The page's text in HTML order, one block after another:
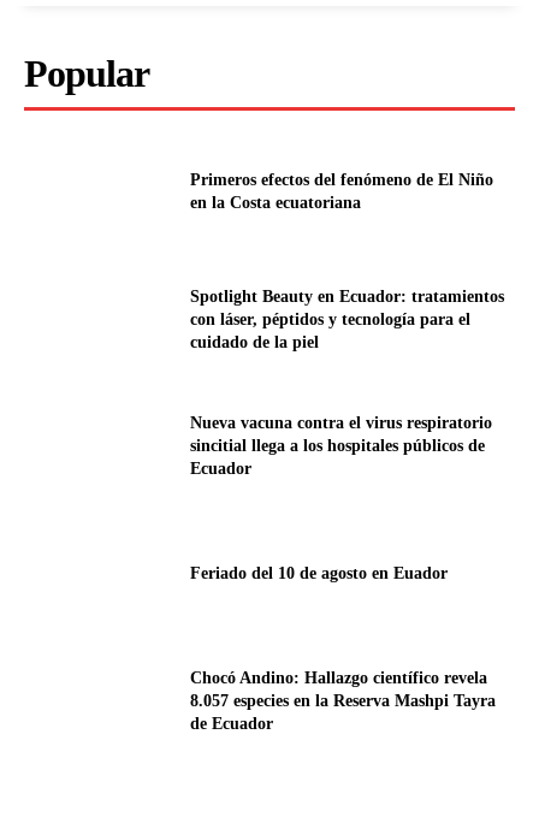
Popular
Primeros efectos del fenómeno de El Niño
en la Costa ecuatoriana
Spotlight Beauty en Ecuador: tratamientos
con láser, péptidos y tecnología para el
cuidado de la piel
Nueva vacuna contra el virus respiratorio
sincitial llega a los hospitales públicos de
Ecuador
Feriado del 10 de agosto en Euador
Chocó Andino: Hallazgo científico revela
8.057 especies en la Reserva Mashpi Tayra
de Ecuador